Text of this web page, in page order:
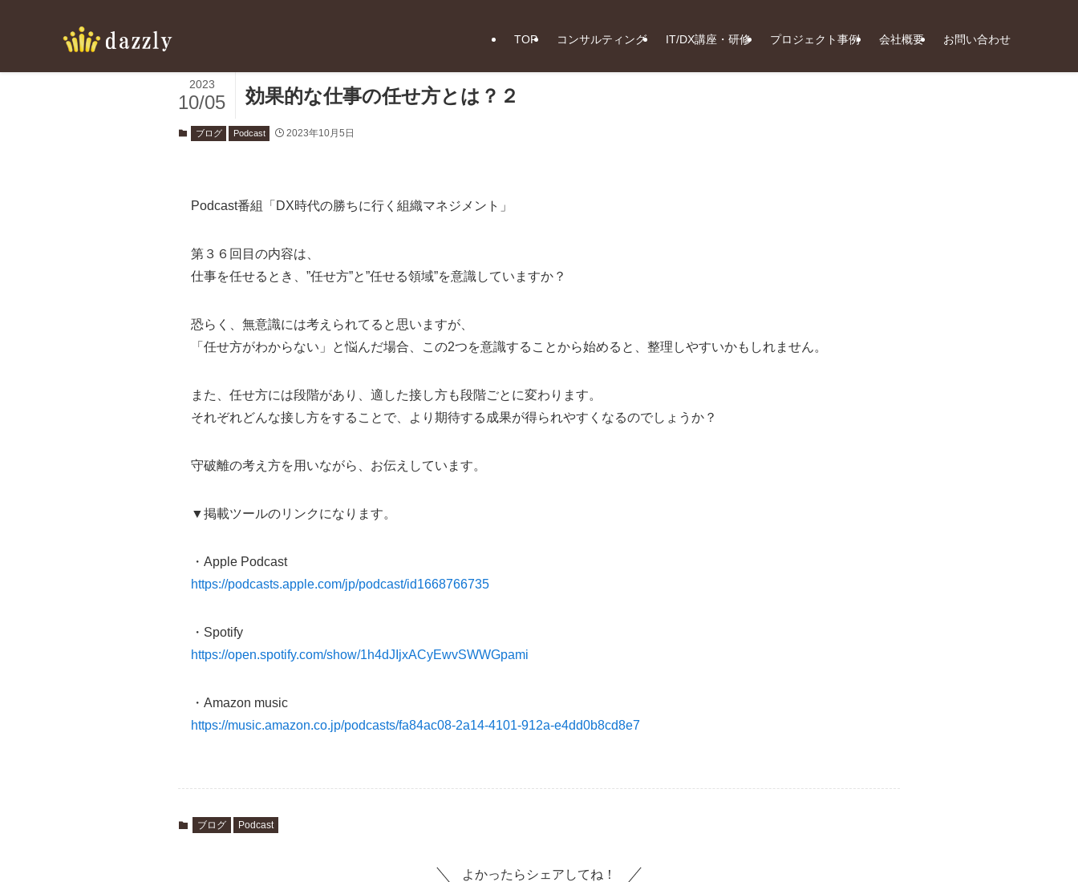
TOP コンサルティング IT/DX講座・研修 プロジェクト事例 会社概要 お問い合わせ
効果的な仕事の任せ方とは？２
2023
10/05
ブログ Podcast 2023年10月5日
Podcast番組「DX時代の勝ちに行く組織マネジメント」
第３６回目の内容は、
仕事を任せるとき、”任せ方”と”任せる領域”を意識していますか？
恐らく、無意識には考えられてると思いますが、
「任せ方がわからない」と悩んだ場合、この2つを意識することから始めると、整理しやすいかもしれません。
また、任せ方には段階があり、適した接し方も段階ごとに変わります。
それぞれどんな接し方をすることで、より期待する成果が得られやすくなるのでしょうか？
守破離の考え方を用いながら、お伝えしています。
▼掲載ツールのリンクになります。
・Apple Podcast
https://podcasts.apple.com/jp/podcast/id1668766735
・Spotify
https://open.spotify.com/show/1h4dJIjxACyEwvSWWGpami
・Amazon music
https://music.amazon.co.jp/podcasts/fa84ac08-2a14-4101-912a-e4dd0b8cd8e7
ブログ Podcast
よかったらシェアしてね！